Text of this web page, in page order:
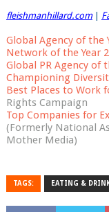
fleishmanhillard.com |
Global Agency of the
Network of the Year
Global PR Agency of
Championing
Best Places to Work
Rights Campaign
Top Companies for
(Formerly National
Mother Media)
TAGS: EATING &